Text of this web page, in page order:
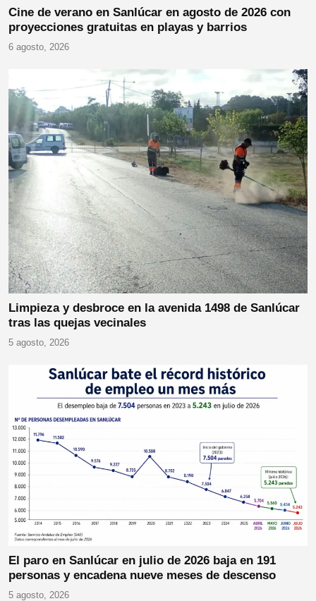
Cine de verano en Sanlúcar en agosto de 2026 con
proyecciones gratuitas en playas y barrios
6 agosto, 2026
Limpieza y desbroce en la avenida 1498 de Sanlúcar
tras las quejas vecinales
5 agosto, 2026
El paro en Sanlúcar en julio de 2026 baja en 191
personas y encadena nueve meses de descenso
5 agosto, 2026